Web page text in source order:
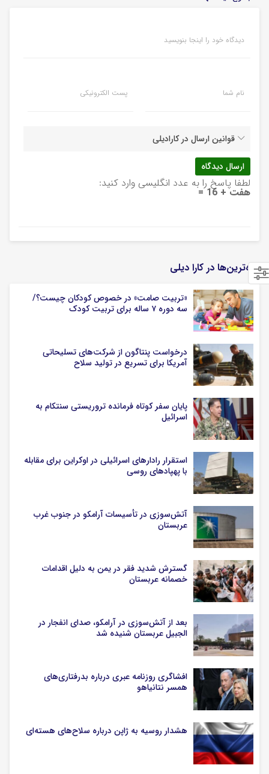
دیدگاه خود را اینجا بنویسید
نام شما پست الکترونیکی
قوانین ارسال در کارادیلی
لطفا پاسخ را به عدد انگلیسی وارد کنید:
هفت + 16 =
تازه‌ترین‌ها در کارا دیلی
«تربیت صامت» در خصوص کودکان چیست؟/
سه دوره ۷ ساله برای تربیت کودک
درخواست پنتاگون از شرکت‌های تسلیحاتی
آمریکا برای تسریع در تولید سلاح
پایان سفر کوتاه فرمانده تروریستی سنتکام به
اسرائیل
استقرار رادارهای اسرائیلی در اوکراین برای مقابله
با پهپادهای روسی
آتش‌سوزی در تأسیسات آرامکو در جنوب غرب
عربستان
گسترش شدید فقر در یمن به دلیل اقدامات
خصمانه عربستان
بعد از آتش‌سوزی در آرامکو، صدای انفجار در
الجبیل عربستان شنیده شد
افشاگری روزنامه عبری درباره بدرفتاری‌های
همسر نتانیاهو
هشدار روسیه به ژاپن درباره سلاح‌های هسته‌ای